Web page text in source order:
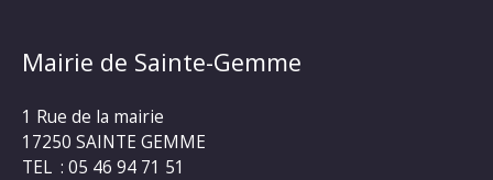
Mairie de Sainte-Gemme
1 Rue de la mairie
17250 SAINTE GEMME
TEL : 05 46 94 71 51